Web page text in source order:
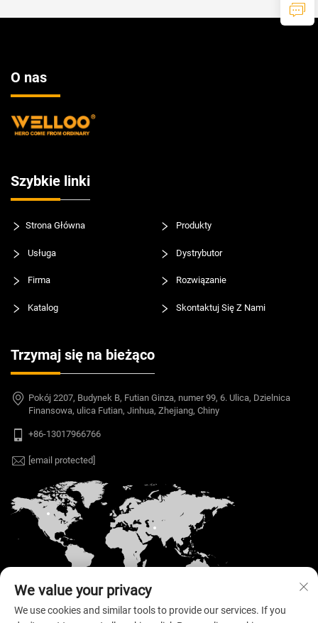
O nas
Szybkie linki
Strona Główna Produkty
Usługa Dystrybutor
Firma Rozwiązanie
Katalog Skontaktuj Się Z Nami
Trzymaj się na bieżąco
Pokój 2207, Budynek B, Futian Ginza, numer 99, 6. Ulica, Dzielnica
Finansowa, ulica Futian, Jinhua, Zhejiang, Chiny
+86-13017966766
[email protected]
We value your privacy
We use cookies and similar tools to provide our services. If you